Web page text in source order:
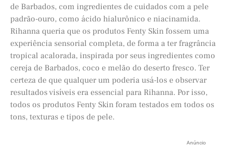
de Barbados, com ingredientes de cuidados com a pele
padrão-ouro, como ácido hialurônico e niacinamida.
Rihanna queria que os produtos Fenty Skin fossem uma
experiência sensorial completa, de forma a ter fragrância
tropical acalorada, inspirada por seus ingredientes como
cereja de Barbados, coco e melão do deserto fresco. Ter
certeza de que qualquer um poderia usá-los e observar
resultados visíveis era essencial para Rihanna. Por isso,
todos os produtos Fenty Skin foram testados em todos os
tons, texturas e tipos de pele.
Anúncio